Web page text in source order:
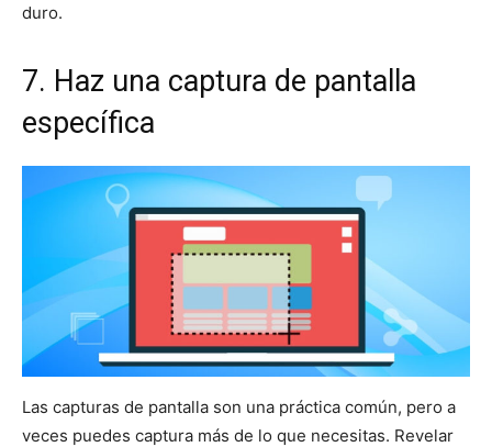
duro.
7. Haz una captura de pantalla
específica
Las capturas de pantalla son una práctica común, pero a
veces puedes captura más de lo que necesitas. Revelar